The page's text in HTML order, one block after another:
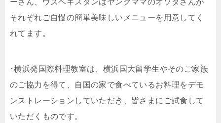
それぞれご自慢の簡単美味しいメニューを用意してく
れてます。
･横浜発国際料理教室は、横浜国大留学生やそのご家族
のご協力を得て、自国の家で食べているお料理をデモ
ンストレーションしていただき、皆さまにご試食して
いただくものです。